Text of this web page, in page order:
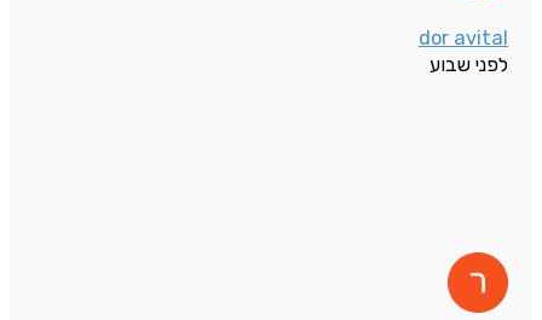
dor avital
לפני שבוע